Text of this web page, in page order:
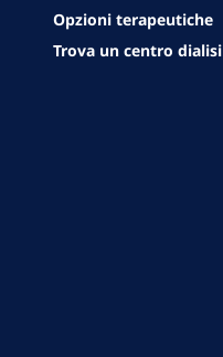
Opzioni terapeutiche
Trova un centro dialisi